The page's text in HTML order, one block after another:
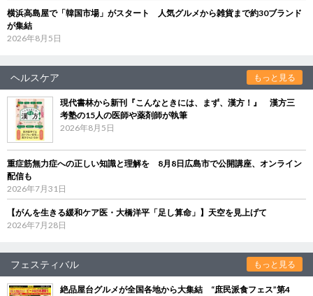
横浜高島屋で「韓国市場」がスタート 人気グルメから雑貨まで約30ブランド
が集結
2026年8月5日
ヘルスケア もっと見る
現代書林から新刊『こんなときには、まず、漢方！』 漢方三
考塾の15人の医師や薬剤師が執筆
2026年8月5日
重症筋無力症への正しい知識と理解を 8月8日広島市で公開講座、オンライン
配信も
2026年7月31日
【がんを生きる緩和ケア医・大橋洋平「足し算命」】天空を見上げて
2026年7月28日
フェスティバル もっと見る
絶品屋台グルメが全国各地から大集結 “庶民派食フェス”第4